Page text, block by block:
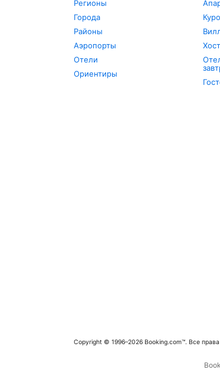
Регионы
Города
Районы
Аэропорты
Отели
Ориентиры
Copyright © 1996–2026 Booking.com™. Все